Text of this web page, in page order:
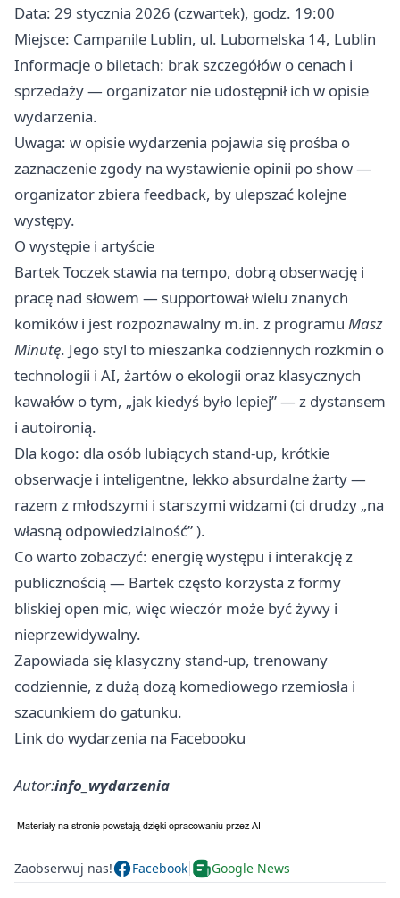
Data: 29 stycznia 2026 (czwartek), godz. 19:00
Miejsce: Campanile Lublin, ul. Lubomelska 14, Lublin
Informacje o biletach: brak szczegółów o cenach i
sprzedaży — organizator nie udostępnił ich w opisie
wydarzenia.
Uwaga: w opisie wydarzenia pojawia się prośba o
zaznaczenie zgody na wystawienie opinii po show —
organizator zbiera feedback, by ulepszać kolejne
występy.
O występie i artyście
Bartek Toczek stawia na tempo, dobrą obserwację i
pracę nad słowem — supportował wielu znanych
komików i jest rozpoznawalny m.in. z programu Masz
Minutę. Jego styl to mieszanka codziennych rozkmin o
technologii i AI, żartów o ekologii oraz klasycznych
kawałów o tym, „jak kiedyś było lepiej” — z dystansem
i autoironią.
Dla kogo: dla osób lubiących stand-up, krótkie
obserwacje i inteligentne, lekko absurdalne żarty —
razem z młodszymi i starszymi widzami (ci drudzy „na
własną odpowiedzialność” ).
Co warto zobaczyć: energię występu i interakcję z
publicznością — Bartek często korzysta z formy
bliskiej open mic, więc wieczór może być żywy i
nieprzewidywalny.
Zapowiada się klasyczny stand-up, trenowany
codziennie, z dużą dozą komediowego rzemiosła i
szacunkiem do gatunku.
Link do wydarzenia na Facebooku
Autor:info_wydarzenia
Zaobserwuj nas! Facebook Google News